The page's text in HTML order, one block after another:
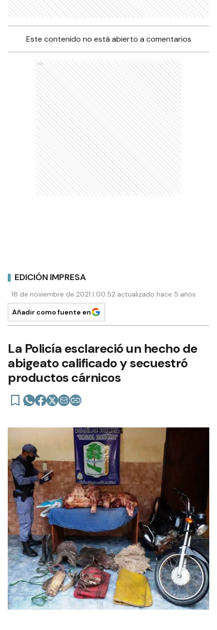
Este contenido no está abierto a comentarios
Ads
EDICIÓN IMPRESA
18 de noviembre de 2021 | 00:52 actualizado hace 5 años
Añadir como fuente en
La Policía esclareció un hecho de
abigeato calificado y secuestró
productos cárnicos